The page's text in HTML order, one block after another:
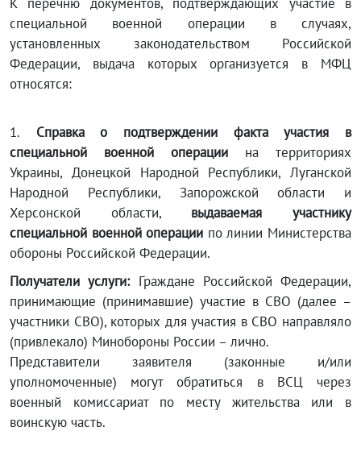
специальной военной операции в случаях,
установленных законодательством Российской
Федерации, выдача которых организуется в МФЦ
относятся:
1. Справка о подтверждении факта участия в
специальной военной операции на территориях
Украины, Донецкой Народной Республики, Луганской
Народной Республики, Запорожской области и
Херсонской области, выдаваемая участнику
специальной военной операции по линии Министерства
обороны Российской Федерации.
Получатели услуги:Граждане Российской Федерации,
принимающие (принимавшие) участие в СВО (далее –
участники СВО), которых для участия в СВО направляло
(привлекало) Минобороны России – лично.
Представители заявителя (законные и/или
уполномоченные) могут обратиться в ВСЦ через
военный комиссариат по месту жительства или в
воинскую часть.